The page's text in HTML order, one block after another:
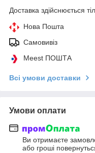
Доставка здійснюється
Нова Пошта
Самовивіз
Meest ПОШТА
Всі умови доставки
Умови оплати
Ви отримаєте
або гроші